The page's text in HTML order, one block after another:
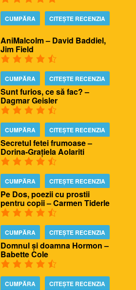
CUMPĂRA CITEȘTE RECENZIA
AniMalcolm – David Baddiel,
Jim Field
CUMPĂRA CITEȘTE RECENZIA
Sunt furios, ce să fac? –
Dagmar Geisler
CUMPĂRA CITEȘTE RECENZIA
Secretul fetei frumoase –
Dorina-Grațiela Aolariti
CUMPĂRA CITEȘTE RECENZIA
Pe Dos, poezii cu prostii
pentru copii – Carmen Tiderle
CUMPĂRA CITEȘTE RECENZIA
Domnul și doamna Hormon –
Babette Cole
CUMPĂRA CITEȘTE RECENZIA